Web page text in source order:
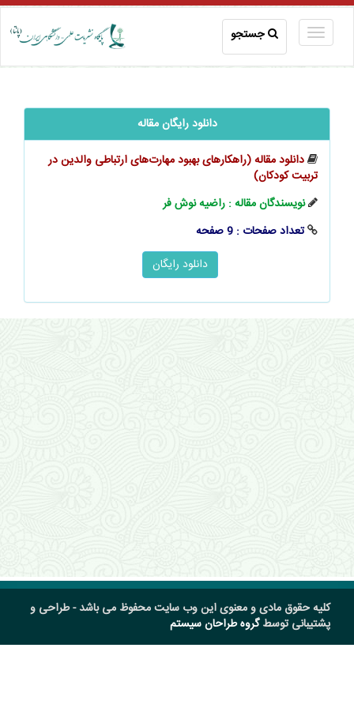
جستجو
دانلود رایگان مقاله
دانلود مقاله (راهکارهای بهبود مهارت‌های ارتباطی والدین در
تربیت کودکان)
نویسندگان مقاله : راضیه نوش‌ فر
تعداد صفحات : 9 صفحه
کلیه حقوق مادی و معنوی این وب سایت محفوظ می باشد - طراحی و
پشتیبانی توسطگروه طراحان سیستم